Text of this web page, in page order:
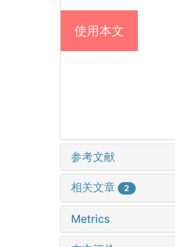
使用本文
参考文献
相关文章 2
Metrics